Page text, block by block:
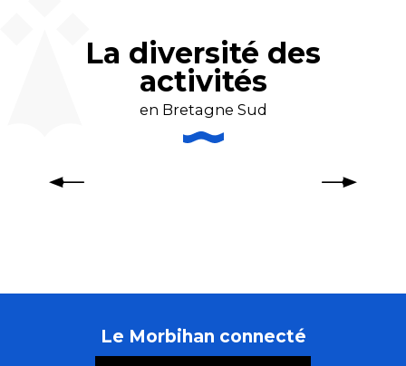
La diversité des
activités
en Bretagne Sud
Les activités nautiques
Le Morbihan connecté